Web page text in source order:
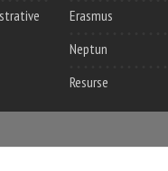
Erasmus
Neptun
Resurse